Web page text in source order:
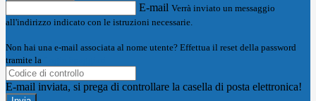
E-mail Verrà inviato un messaggio
all'indirizzo indicato con le istruzioni necessarie.
Non hai una e-mail associata al nome utente? Effettua il reset della password
tramite la
E-mail inviata, si prega di controllare la casella di posta elettronica!